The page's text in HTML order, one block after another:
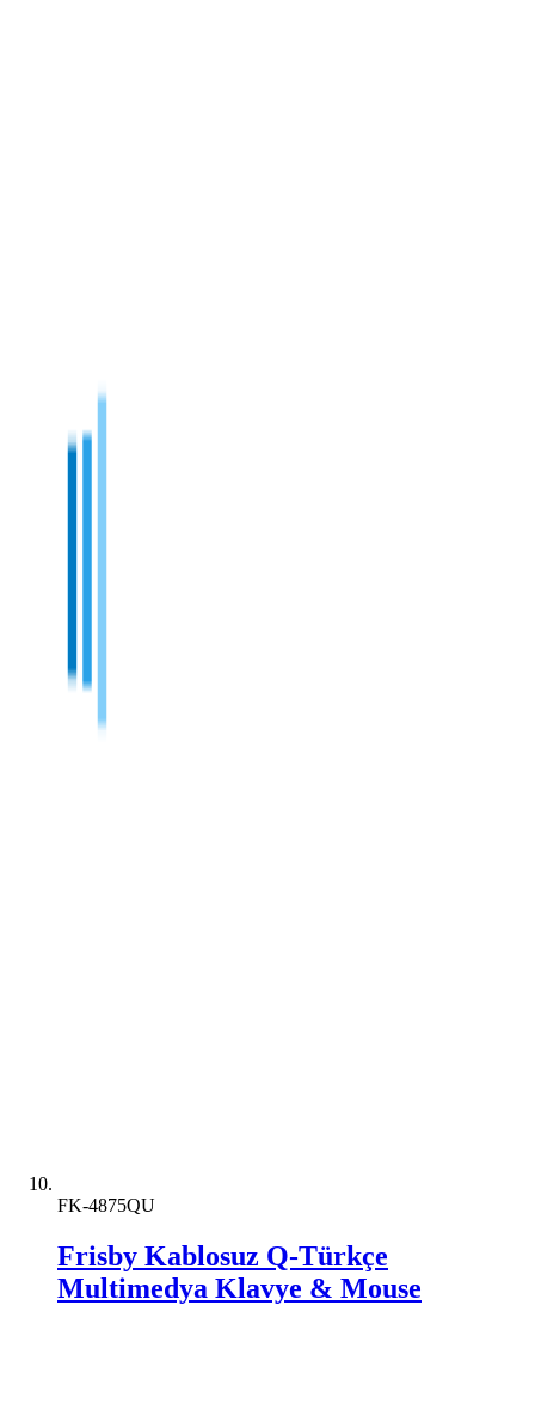
FK-4875QU
Frisby Kablosuz Q-Türkçe
Multimedya Klavye & Mouse